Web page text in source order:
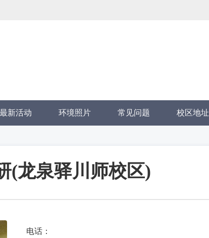
最新活动 环境照片 常见问题 校区地址
(龙泉驿川师校区)
电话：